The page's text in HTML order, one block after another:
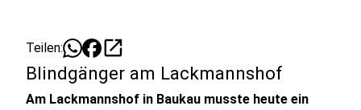
Teilen: open_in_new
Blindgänger am Lackmannshof
Am Lackmannshof in Baukau musste heute ein